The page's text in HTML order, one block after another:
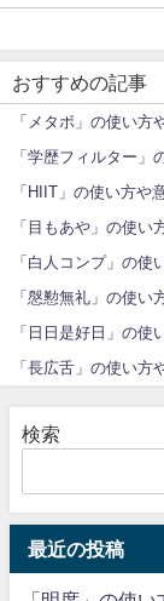
おすすめの記事
「メタボ」の使い方
「学歴フィルター」
「HIIT」の使い方や
「目もあや」の使い
「白人コンプ」の使
「慇懃無礼」の使い
「日日是好日」の使
「長広舌」の使い方
検索
最近の投稿